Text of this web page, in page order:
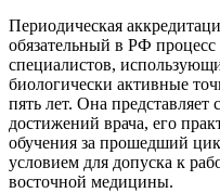
Периодическая
обязательный в РФ
специалистов,
биологически активные
пять лет. Она
достижений врача, его
обучения за прошедший
условием для допуска к
восточной медицины.